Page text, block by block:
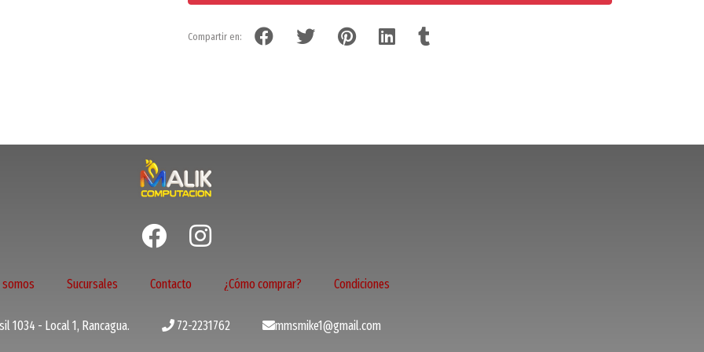
Compartir en:
somos Sucursales Contacto ¿Cómo comprar? Condiciones
1034 - Local 1, Rancagua. 72-2231762 mmsmike1@gmail.com